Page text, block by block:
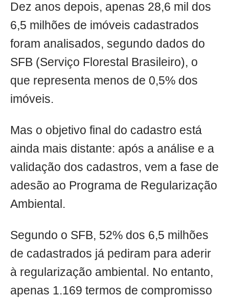
Dez anos depois, apenas 28,6 mil dos
6,5 milhões de imóveis cadastrados
foram analisados, segundo dados do
SFB (Serviço Florestal Brasileiro), o
que representa menos de 0,5% dos
imóveis.
Mas o objetivo final do cadastro está
ainda mais distante: após a análise e a
validação dos cadastros, vem a fase de
adesão ao Programa de Regularização
Ambiental.
Segundo o SFB, 52% dos 6,5 milhões
de cadastrados já pediram para aderir
à regularização ambiental. No entanto,
apenas 1.169 termos de compromisso